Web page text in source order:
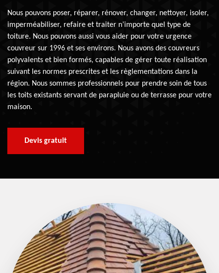
Nous pouvons poser, réparer, rénover, changer, nettoyer, isoler,
imperméabiliser, refaire et traiter n’importe quel type de
toiture. Nous pouvons aussi vous aider pour votre urgence
couvreur sur 1996 et ses environs. Nous avons des couvreurs
polyvalents et bien formés, capables de gérer toute réalisation
suivant les normes prescrites et les règlementations dans la
région. Nous sommes professionnels pour prendre soin de tous
les toits existants servant de parapluie ou de terrasse pour votre
maison.
Devis gratuit